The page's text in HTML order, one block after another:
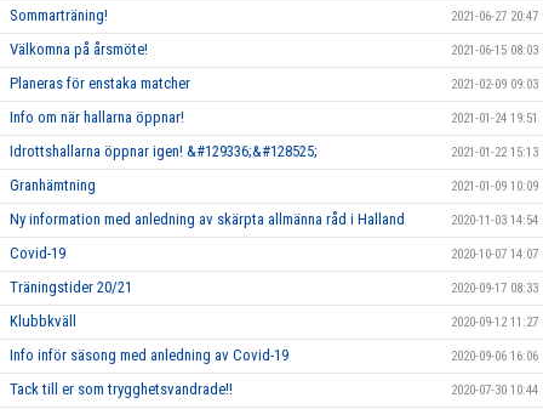
Sommarträning! 2021-06-27 20:47
Välkomna på årsmöte! 2021-06-15 08:03
Planeras för enstaka matcher 2021-02-09 09:03
Info om när hallarna öppnar! 2021-01-24 19:51
Idrottshallarna öppnar igen! &#129336;&#128525; 2021-01-22 15:13
Granhämtning 2021-01-09 10:09
Ny information med anledning av skärpta allmänna råd i Halland 2020-11-03 14:54
Covid-19 2020-10-07 14:07
Träningstider 20/21 2020-09-17 08:33
Klubbkväll 2020-09-12 11:27
Info inför säsong med anledning av Covid-19 2020-09-06 16:06
Tack till er som trygghetsvandrade!! 2020-07-30 10:44